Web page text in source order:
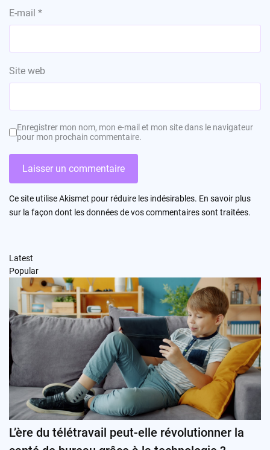
E-mail *
Site web
Enregistrer mon nom, mon e-mail et mon site dans le navigateur
pour mon prochain commentaire.
Ce site utilise Akismet pour réduire les indésirables. En savoir plus
sur la façon dont les données de vos commentaires sont traitées.
Latest
Popular
L’ère du télétravail peut-elle révolutionner la